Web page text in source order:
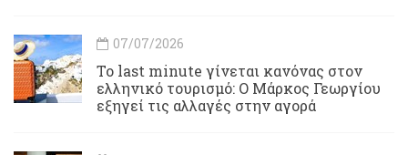
07/07/2026
Το last minute γίνεται κανόνας στον
ελληνικό τουρισμό: Ο Μάρκος Γεωργίου
εξηγεί τις αλλαγές στην αγορά